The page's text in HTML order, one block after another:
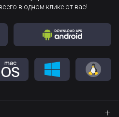
в одном клике от вас!